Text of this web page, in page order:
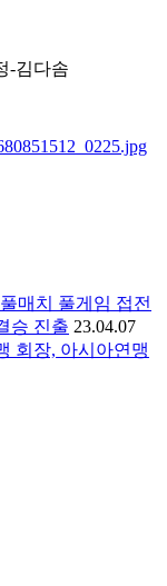
-김다솜
매치 풀게임 접전
승 진출 23.04.07
회장, 아시아연맹